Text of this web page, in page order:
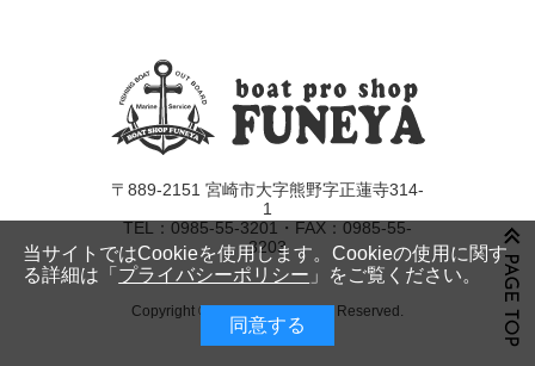
当サイトではCookieを使用します。Cookieの使用に関す
る詳細は「 プライバシーポリシー 」をご覧ください。
同意する
〒889-2151 宮崎市大字熊野字正蓮寺314-
1
TEL：0985-55-3201・FAX：0985-55-
3203
Copyright © FUNEYA All Rights Reserved.